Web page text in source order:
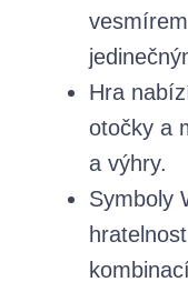
Hra
otočky a
a výhry.
Symboly